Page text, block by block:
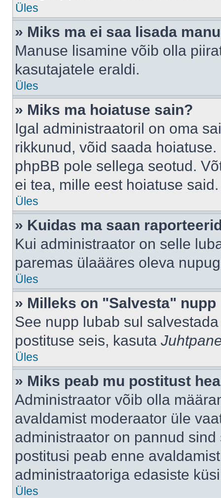
Üles
» Miks ma ei saa lisada
Manuse lisamine võib olla
kasutajatele eraldi.
Üles
» Miks ma hoiatuse sain?
Igal administraatoril on oma
rikkunud, võid saada
phpBB pole sellega seotud.
ei tea, mille eest hoiatuse said.
Üles
» Kuidas ma saan
Kui administraator on selle
paremas ülaääres oleva
Üles
» Milleks on "Salvesta"
See nupp lubab sul
postituse seis, kasuta
Üles
» Miks peab mu postitust
Administraator võib olla
avaldamist moderaator üle
administraator on pannud
postitusi peab enne
administraatoriga edasiste
Üles